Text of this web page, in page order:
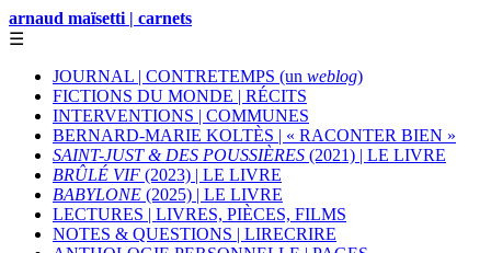
arnaud maïsetti | carnets
☰
JOURNAL | CONTRETEMPS (un weblog)
FICTIONS DU MONDE | RÉCITS
INTERVENTIONS | COMMUNES
BERNARD-MARIE KOLTÈS | « RACONTER BIEN »
SAINT-JUST & DES POUSSIÈRES (2021) | LE LIVRE
BRÛLÉ VIF (2023) | LE LIVRE
BABYLONE (2025) | LE LIVRE
LECTURES | LIVRES, PIÈCES, FILMS
NOTES & QUESTIONS | LIRECRIRE